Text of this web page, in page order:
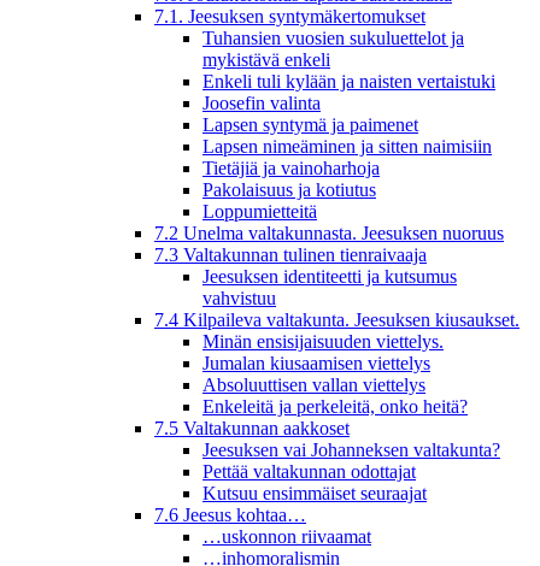
7.1. Jeesuksen syntymäkertomukset
Tuhansien vuosien sukuluettelot ja
mykistävä enkeli
Enkeli tuli kylään ja naisten vertaistuki
Joosefin valinta
Lapsen syntymä ja paimenet
Lapsen nimeäminen ja sitten naimisiin
Tietäjiä ja vainoharhoja
Pakolaisuus ja kotiutus
Loppumietteitä
7.2 Unelma valtakunnasta. Jeesuksen nuoruus
7.3 Valtakunnan tulinen tienraivaaja
Jeesuksen identiteetti ja kutsumus
vahvistuu
7.4 Kilpaileva valtakunta. Jeesuksen kiusaukset.
Minän ensisijaisuuden viettelys.
Jumalan kiusaamisen viettelys
Absoluuttisen vallan viettelys
Enkeleitä ja perkeleitä, onko heitä?
7.5 Valtakunnan aakkoset
Jeesuksen vai Johanneksen valtakunta?
Pettää valtakunnan odottajat
Kutsuu ensimmäiset seuraajat
7.6 Jeesus kohtaa…
…uskonnon riivaamat
…inhomoralismin